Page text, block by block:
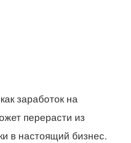
заработок на
перерасти из
в настоящий бизнес.